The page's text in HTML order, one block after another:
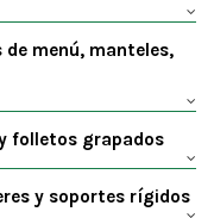
menú, manteles,
folletos grapados
y soportes rígidos